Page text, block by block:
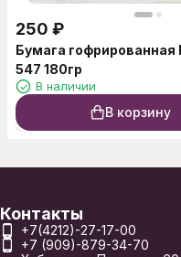
250 ₽
Бумага
547 180гр
В наличии
В корзину
Контакты
+7(4212)-27-17-00
+7 (909)-879-34-70